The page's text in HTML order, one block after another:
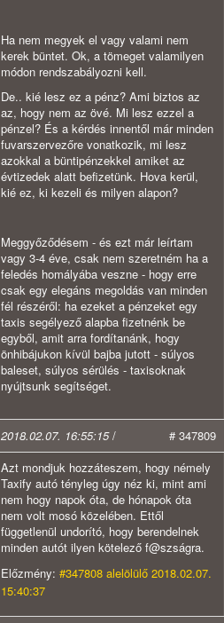
Ha nem megyek el vagy valami nem
kerek büntet. Ok, a tömeget valamilyen
módon rendszabályozni kell.
De.. kié lesz ez a pénz? Ami biztos az
az, hogy nem az övé. Mi lesz ezzel a
pénzel? És a kérdés innentől már minden
fuvarszervezőre vonatkozik, mi lesz
azokkal a büntipénzekkel amiket az
évtizedek alatt befizetünk. Hova kerül,
kié ez, ki kezeli és milyen alapon?
Meggyőződésem - és ezt már leírtam
vagy 3-4 éve, csak nem szeretném ha a
feledés homályába veszne - hogy erre
csak egy elegáns megoldás van minden
fél részéről: ha ezeket a pénzeket egy
taxis segélyező alapba fizetnénk be
egyből, amit arra fordítanánk, hogy
önhibájukon kívül bajba jutott - súlyos
baleset, súlyos sérülés - taxisoknak
nyújtsunk segítséget.
2018.02.07. 16:55:15/
# 347809
Azt mondjuk hozzáteszem, hogy némely
Taxify autó tényleg úgy néz ki, mint ami
nem hogy napok óta, de hónapok óta
nem volt mosó közelében. Ettől
függetlenül undorító, hogy berendelnek
minden autót ilyen kötelező f@szságra.
Előzmény: #347808 alelölülő 2018.02.07.
15:40:37